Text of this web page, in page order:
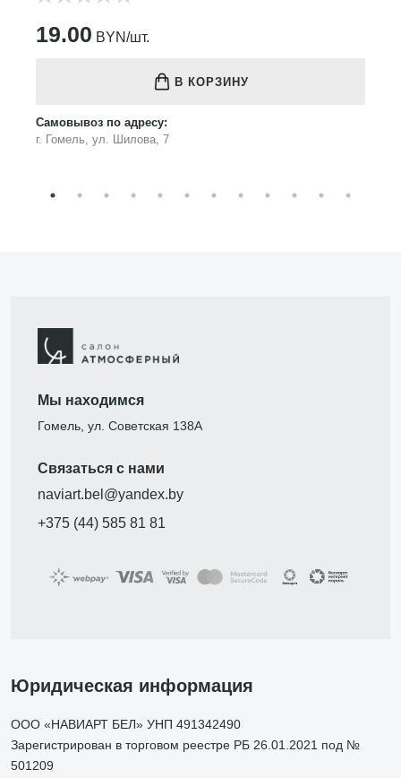
19.00 BYN/шт.
В КОРЗИНУ
Самовывоз по адресу:
г. Гомель, ул. Шилова, 7
Мы находимся
Гомель, ул. Советская 138А
Связаться с нами
naviart.bel@yandex.by
+375 (44) 585 81 81
Юридическая информация
ООО «НАВИАРТ БЕЛ» УНП 491342490
Зарегистрирован в торговом реестре РБ 26.01.2021 под №
501209